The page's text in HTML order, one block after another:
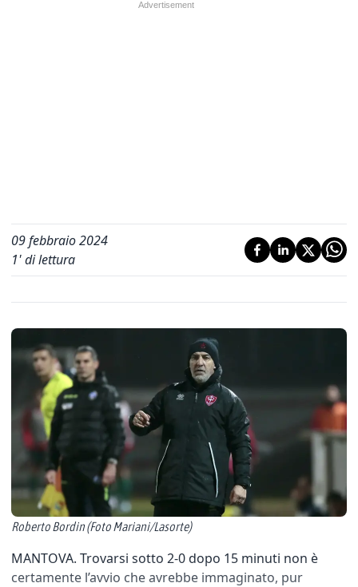
09 febbraio 2024
1' di lettura
Roberto Bordin (Foto Mariani/Lasorte)
MANTOVA. Trovarsi sotto 2-0 dopo 15 minuti non è
certamente l’avvio che avrebbe immaginato, pur